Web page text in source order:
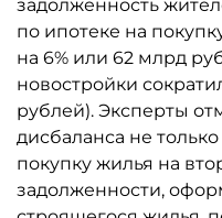
задолженность
по ипотеке на
на 6% или 62 млрд
новостройки
рублей). Эксперты
дисбаланса не
покупку жилья на
задолженности,